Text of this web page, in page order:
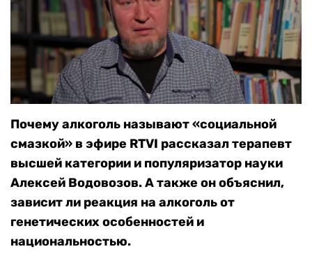
Почему алкоголь называют «социальной
смазкой» в эфире RTVI рассказал терапевт
высшей категории и популяризатор науки
Алексей Водовозов. А также он объяснил,
зависит ли реакция на алкоголь от
генетических особенностей и
национальностью.